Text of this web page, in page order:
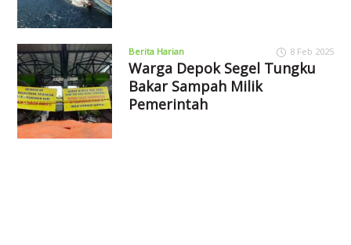
Berita Harian 8 Feb 2025
Warga Depok Segel Tungku
Bakar Sampah Milik
Pemerintah